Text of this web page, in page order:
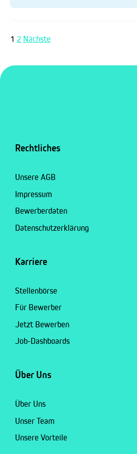
1 2 Nächste
Rechtliches
Unsere AGB
Impressum
Bewerberdaten
Datenschutzerklärung
Karriere
Stellenbörse
Für Bewerber
Jetzt Bewerben
Job-Dashboards
Über Uns
Über Uns
Unser Team
Unsere Vorteile